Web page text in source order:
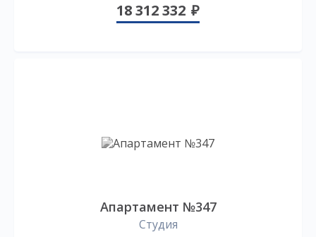
18 312 332
Апартамент №347
Студия